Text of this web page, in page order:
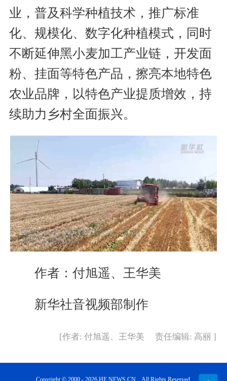
业，普及科学种植技术，推广标准
化、规模化、数字化种植模式，同时
不断延伸黑小麦加工产业链，开发面
粉、挂面等特色产品，擦亮本地特色
农业品牌，以特色产业提质增效，持
续助力乡村全面振兴。
作者：付旭遥、王华美
新华社音视频部制作
[作者: 付旭遥、王华美 责任编辑: 高丽 ]